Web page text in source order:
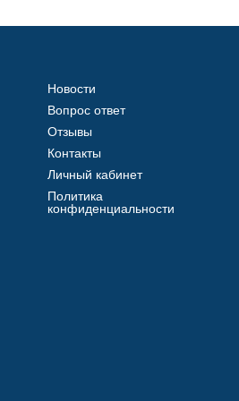
Новости
Вопрос ответ
Отзывы
Контакты
Личный кабинет
Политика
конфиденциальности